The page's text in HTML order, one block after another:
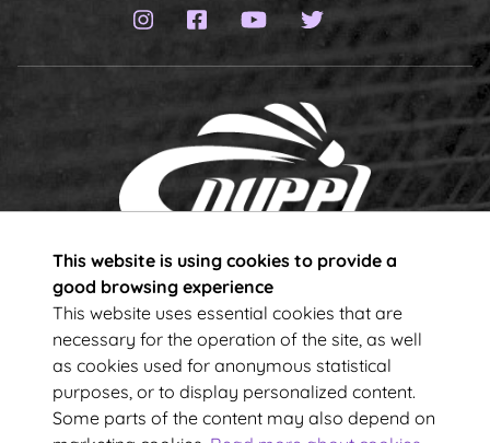
This website is using cookies to provide a
good browsing experience
This website uses essential cookies that are
necessary for the operation of the site, as well
as cookies used for anonymous statistical
purposes, or to display personalized content.
Some parts of the content may also depend on
Instagram page
Facebook page
YouTube channel
Twitter page
Subscribe to our newsletter!
Your e-mail address
SUBSCRIBE